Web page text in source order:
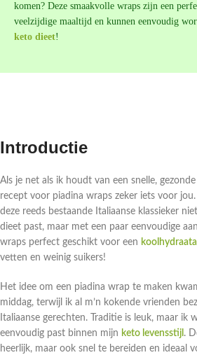
komen? Deze smaakvolle wraps zijn een
veelzijdige maaltijd en kunnen eenvoudig
keto dieet!
Introductie
Als je net als ik houdt van een snelle,
recept voor piadina wraps zeker iets voor
deze reeds bestaande Italiaanse klassieker
dieet past, maar met een paar eenvoudige
wraps perfect geschikt voor een
vetten en weinig suikers!
Het idee om een piadina wrap te maken
middag, terwijl ik al m’n kokende vrienden
Italiaanse gerechten. Traditie is leuk, maar ik
eenvoudig past binnen mijn keto levensstijl .
heerlijk, maar ook snel te bereiden en ideaal